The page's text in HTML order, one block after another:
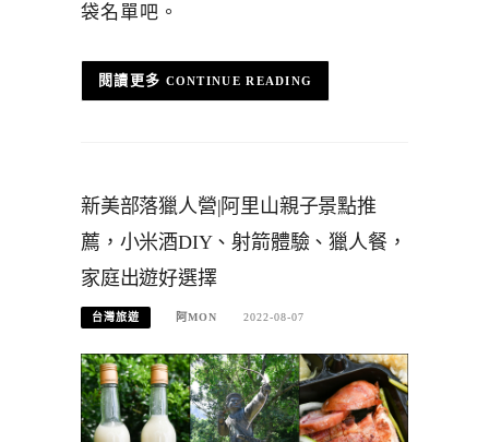
袋名單吧。
CONTINUE READING
新美部落獵人營|阿里山親子景點推
薦，小米酒DIY、射箭體驗、獵人餐，
家庭出遊好選擇
台灣旅遊 阿MON 2022-08-07